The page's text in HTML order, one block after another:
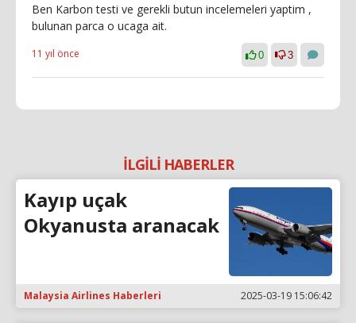
Ben Karbon testi ve gerekli butun incelemeleri yaptim ,
bulunan parca o ucaga ait.
11 yıl önce 0 3
İLGİLİ HABERLER
Kayıp uçak
Okyanusta aranacak
Malaysia Airlines Haberleri 2025-03-19 15:06:42